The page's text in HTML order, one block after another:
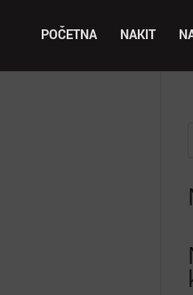
POČETNA NAKIT